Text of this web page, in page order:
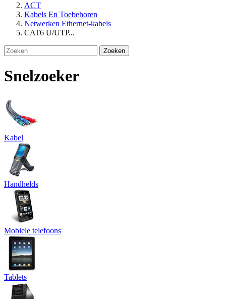
ACT
Kabels En Toebehoren
Netwerken Ethernet-kabels
CAT6 U/UTP...
Zoeken
Snelzoeker
Kabel
Handhelds
Mobiele telefoons
Tablets